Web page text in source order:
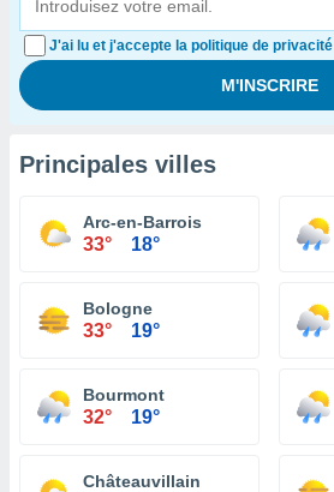
J'ai lu et j'accepte la politique de privacité
Principales villes
Arc-en-Barrois
33° 18°
Bologne
33° 19°
Bourmont
32° 19°
Châteauvillain